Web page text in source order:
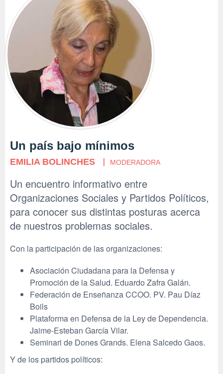
Un país bajo mínimos
EMILIA BOLINCHES MODERADORA
Un encuentro informativo entre
Organizaciones Sociales y Partidos Políticos,
para conocer sus distintas posturas acerca
de nuestros problemas sociales.
Con la participación de las organizaciones:
Asociación Ciudadana para la Defensa y
Promoción de la Salud. Eduardo Zafra Galán.
Federación de Enseñanza CCOO. PV. Pau Díaz
Boils
Plataforma en Defensa de la Ley de Dependencia.
Jaime-Esteban García Vilar.
Seminari de Dones Grands. Elena Salcedo Gaos.
Y de los partidos políticos: